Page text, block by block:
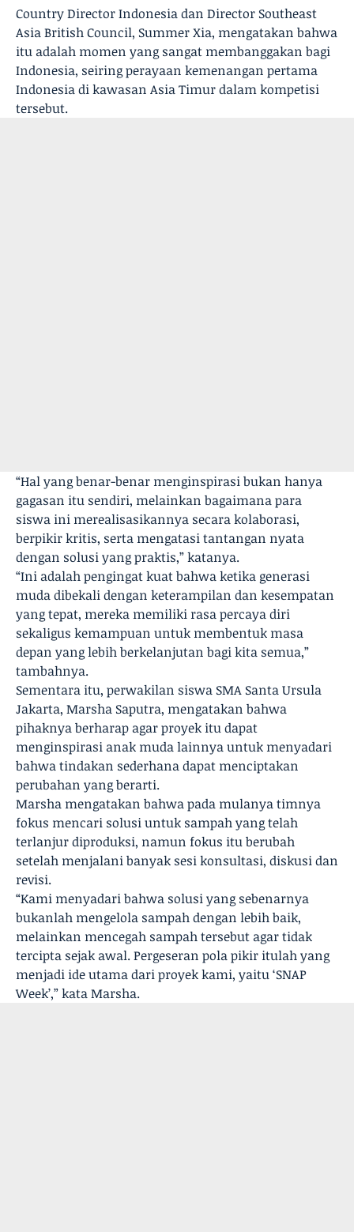
Country Director Indonesia dan Director Southeast
Asia British Council, Summer Xia, mengatakan bahwa
itu adalah momen yang sangat membanggakan bagi
Indonesia, seiring perayaan kemenangan pertama
Indonesia di kawasan Asia Timur dalam kompetisi
tersebut.
“Hal yang benar-benar menginspirasi bukan hanya
gagasan itu sendiri, melainkan bagaimana para
siswa ini merealisasikannya secara kolaborasi,
berpikir kritis, serta mengatasi tantangan nyata
dengan solusi yang praktis,” katanya.
“Ini adalah pengingat kuat bahwa ketika generasi
muda dibekali dengan keterampilan dan kesempatan
yang tepat, mereka memiliki rasa percaya diri
sekaligus kemampuan untuk membentuk masa
depan yang lebih berkelanjutan bagi kita semua,”
tambahnya.
Sementara itu, perwakilan siswa SMA Santa Ursula
Jakarta, Marsha Saputra, mengatakan bahwa
pihaknya berharap agar proyek itu dapat
menginspirasi anak muda lainnya untuk menyadari
bahwa tindakan sederhana dapat menciptakan
perubahan yang berarti.
Marsha mengatakan bahwa pada mulanya timnya
fokus mencari solusi untuk sampah yang telah
terlanjur diproduksi, namun fokus itu berubah
setelah menjalani banyak sesi konsultasi, diskusi dan
revisi.
“Kami menyadari bahwa solusi yang sebenarnya
bukanlah mengelola sampah dengan lebih baik,
melainkan mencegah sampah tersebut agar tidak
tercipta sejak awal. Pergeseran pola pikir itulah yang
menjadi ide utama dari proyek kami, yaitu ‘SNAP
Week’,” kata Marsha.